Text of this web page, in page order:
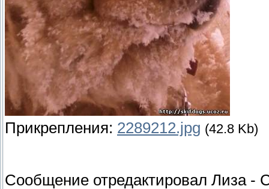
Прикрепления: 2289212.jpg (42.8 Kb)
Сообщение отредактировал Лиза-